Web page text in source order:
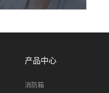
产品中心
消防箱